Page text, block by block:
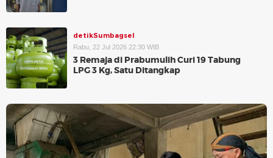
detikSumbagsel
Rabu, 22 Jul 2026 22:30 WIB
3 Remaja di Prabumulih Curi 19 Tabung
LPG 3 Kg, Satu Ditangkap